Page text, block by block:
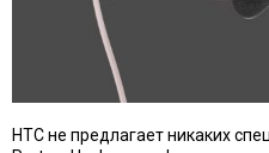
HTC не предлагает никаких